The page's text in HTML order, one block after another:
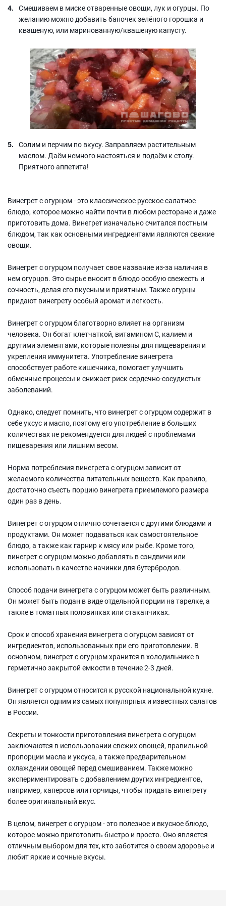
Смешиваем в миске отваренные овощи, лук и огурцы. По
желанию можно добавить баночек зелёного горошка и
квашеную, или маринованную/квашеную капусту.
Солим и перчим по вкусу. Заправляем растительным
маслом. Даём немного настояться и подаём к столу.
Приятного аппетита!
Винегрет с огурцом - это классическое русское салатное
блюдо, которое можно найти почти в любом ресторане и даже
приготовить дома. Винегрет изначально считался постным
блюдом, так как основными ингредиентами являются свежие
овощи.
Винегрет с огурцом получает свое название из-за наличия в
нем огурцов. Это сырье вносит в блюдо особую свежесть и
сочность, делая его вкусным и приятным. Также огурцы
придают винегрету особый аромат и легкость.
Винегрет с огурцом благотворно влияет на организм
человека. Он богат клетчаткой, витамином C, калием и
другими элементами, которые полезны для пищеварения и
укрепления иммунитета. Употребление винегрета
способствует работе кишечника, помогает улучшить
обменные процессы и снижает риск сердечно-сосудистых
заболеваний.
Однако, следует помнить, что винегрет с огурцом содержит в
себе уксус и масло, поэтому его употребление в больших
количествах не рекомендуется для людей с проблемами
пищеварения или лишним весом.
Норма потребления винегрета с огурцом зависит от
желаемого количества питательных веществ. Как правило,
достаточно съесть порцию винегрета приемлемого размера
один раз в день.
Винегрет с огурцом отлично сочетается с другими блюдами и
продуктами. Он может подаваться как самостоятельное
блюдо, а также как гарнир к мясу или рыбе. Кроме того,
винегрет с огурцом можно добавлять в сэндвичи или
использовать в качестве начинки для бутербродов.
Способ подачи винегрета с огурцом может быть различным.
Он может быть подан в виде отдельной порции на тарелке, а
также в томатных половинках или стаканчиках.
Срок и способ хранения винегрета с огурцом зависят от
ингредиентов, использованных при его приготовлении. В
основном, винегрет с огурцом хранится в холодильнике в
герметично закрытой емкости в течение 2-3 дней.
Винегрет с огурцом относится к русской национальной кухне.
Он является одним из самых популярных и известных салатов
в России.
Секреты и тонкости приготовления винегрета с огурцом
заключаются в использовании свежих овощей, правильной
пропорции масла и уксуса, а также предварительном
охлаждении овощей перед смешиванием. Также можно
экспериментировать с добавлением других ингредиентов,
например, каперсов или горчицы, чтобы придать винегрету
более оригинальный вкус.
В целом, винегрет с огурцом - это полезное и вкусное блюдо,
которое можно приготовить быстро и просто. Оно является
отличным выбором для тех, кто заботится о своем здоровье и
любит яркие и сочные вкусы.